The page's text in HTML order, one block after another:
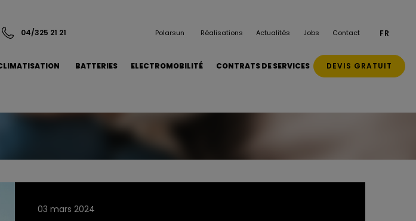
04/325 21 21 Polarsun Réalisations Actualités Jobs Contact FR
BATTERIES ELECTROMOBILITÉ CONTRATS DE SERVICES DEVIS GRATUIT
03 mars 2024